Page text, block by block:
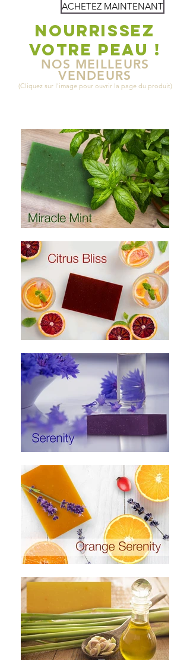
ACHETEZ MAINTENANT
NOURRISSEZ
VOTRE PEAU !
NOS MEILLEURS
VENDEURS
(Cliquez sur l'image pour ouvrir la page du produit)